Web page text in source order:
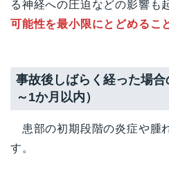
る神経への圧迫などの影響も
可能性を最小限にとどめるこ
事故後しばらく経った場
～1か月以内）
患部の初期段階の炎症や腫
す。